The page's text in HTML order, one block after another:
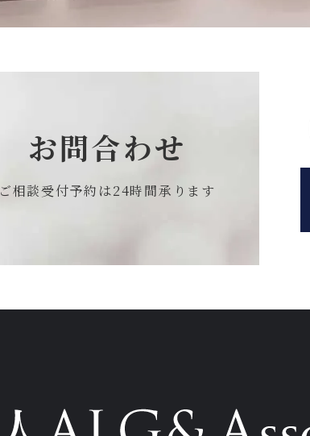
お問合わせ
ご相談受付予約は24時間承ります